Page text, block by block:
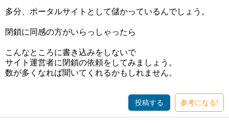
多分、ポータルサイトとして儲かっているんでしょう。
閉鎖に同感の方がいらっしゃったら
こんなところに書き込みをしないで
サイト運営者に閉鎖の依頼をしてみましょう。
数が多くなれば聞いてくれるかもしれません。
投稿する 参考になる!